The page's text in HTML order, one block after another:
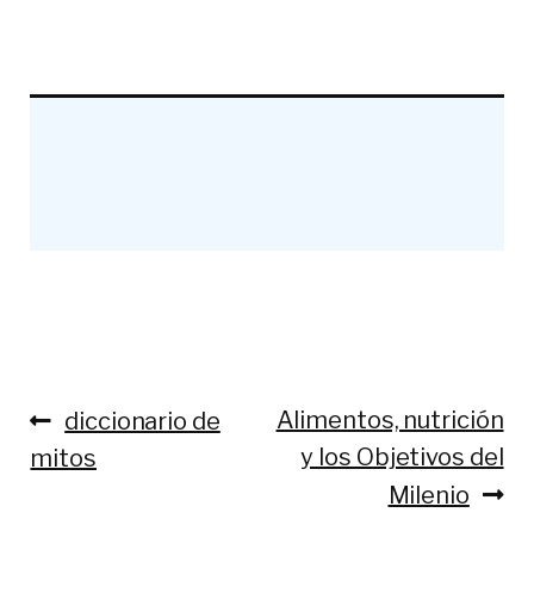
Navegación
de
Anterior:
diccionario de
mitos
Siguiente:
Alimentos, nutrición
y los Objetivos del
Milenio